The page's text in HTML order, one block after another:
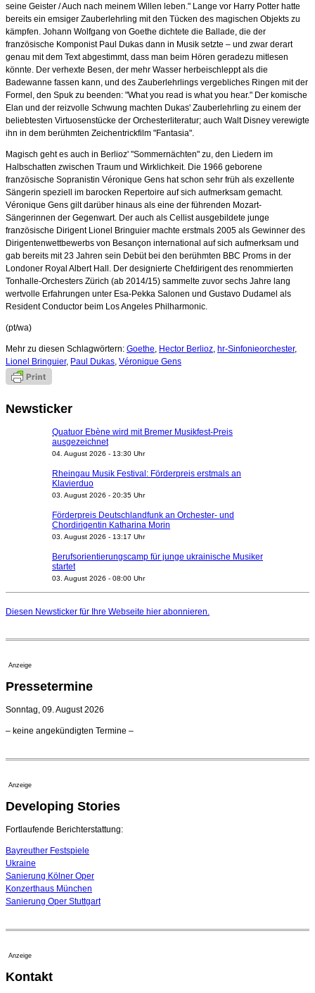
seine Geister / Auch nach meinem Willen leben." Lange vor Harry Potter hatte
bereits ein emsiger Zauberlehrling mit den Tücken des magischen Objekts zu
kämpfen. Johann Wolfgang von Goethe dichtete die Ballade, die der
französische Komponist Paul Dukas dann in Musik setzte – und zwar derart
genau mit dem Text abgestimmt, dass man beim Hören geradezu mitlesen
könnte. Der verhexte Besen, der mehr Wasser herbeischleppt als die
Badewanne fassen kann, und des Zauberlehrlings vergebliches Ringen mit der
Formel, den Spuk zu beenden: "What you read is what you hear." Der komische
Elan und der reizvolle Schwung machten Dukas' Zauberlehrling zu einem der
beliebtesten Virtuosenstücke der Orchesterliteratur; auch Walt Disney verewigte
ihn in dem berühmten Zeichentrickfilm "Fantasia".
Magisch geht es auch in Berlioz' "Sommernächten" zu, den Liedern im
Halbschatten zwischen Traum und Wirklichkeit. Die 1966 geborene
französische Sopranistin Véronique Gens hat schon sehr früh als exzellente
Sängerin speziell im barocken Repertoire auf sich aufmerksam gemacht.
Véronique Gens gilt darüber hinaus als eine der führenden Mozart-
Sängerinnen der Gegenwart. Der auch als Cellist ausgebildete junge
französische Dirigent Lionel Bringuier machte erstmals 2005 als Gewinner des
Dirigentenwettbewerbs von Besançon international auf sich aufmerksam und
gab bereits mit 23 Jahren sein Debüt bei den berühmten BBC Proms in der
Londoner Royal Albert Hall. Der designierte Chefdirigent des renommierten
Tonhalle-Orchesters Zürich (ab 2014/15) sammelte zuvor sechs Jahre lang
wertvolle Erfahrungen unter Esa-Pekka Salonen und Gustavo Dudamel als
Resident Conductor beim Los Angeles Philharmonic.
(pt/wa)
Mehr zu diesen Schlagwörtern: Goethe, Hector Berlioz, hr-Sinfonieorchester,
Lionel Bringuier, Paul Dukas, Véronique Gens
Newsticker
Quatuor Ebène wird mit Bremer Musikfest-Preis
ausgezeichnet
04. August 2026 - 13:30 Uhr
Rheingau Musik Festival: Förderpreis erstmals an
Klavierduo
03. August 2026 - 20:35 Uhr
Förderpreis Deutschlandfunk an Orchester- und
Chordirigentin Katharina Morin
03. August 2026 - 13:17 Uhr
Berufsorientierungscamp für junge ukrainische Musiker
startet
03. August 2026 - 08:00 Uhr
Nationaltheater Mannheim
Regensburger Generalmusikdirektor Stefan Veselka
Kammerorchester Heilbronn: Chefdirigent Risto Joost
verlängert bis 2030
Ensemblemitglieder
Dirigent Nicolás Pasquet mit Würth-Preis der
Jeunesses Musicales ausgezeichnet
07. August 2026 - 13:20 Uhr
Diesen Newsticker für Ihre Webseite hier abonnieren.
Anzeige
Pressetermine
Sonntag, 09. August 2026
– keine angekündigten Termine –
Anzeige
Developing Stories
Fortlaufende Berichterstattung:
Bayreuther Festspiele
Ukraine
Sanierung Kölner Oper
Konzerthaus München
Sanierung Oper Stuttgart
Anzeige
Kontakt